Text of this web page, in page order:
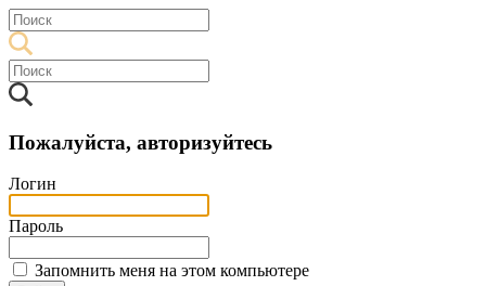
Пожалуйста, авторизуйтесь
Логин
Пароль
Запомнить меня на этом компьютере